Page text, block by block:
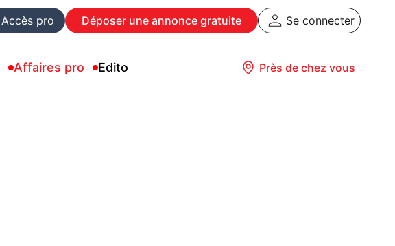
Accès pro Déposer une annonce gratuite Se connecter
Affaires pro Edito Près de chez vous